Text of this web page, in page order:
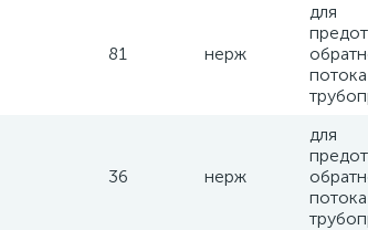
81 нерж
для
36 нерж
для